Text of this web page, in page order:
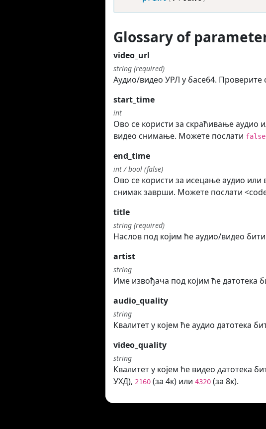
Glossary of
video_url
string (required)
Аудио/видео УРЛ у басе64. Проверите
start_time
int
Ово се користи за скраћивање аудио
видео снимање. Можете послати false
end_time
int / bool (false)
Ово се користи за исецање аудио или
снимак заврши. Можете послати
title
string (required)
Наслов под којим ће аудио/видео
artist
string
Име извођача под којим ће датотека
audio_quality
string
Квалитет у којем ће аудио датотека
video_quality
string
Квалитет у којем ће видео датотека
УХД), 2160 (за 4к) или 4320 (за 8к).